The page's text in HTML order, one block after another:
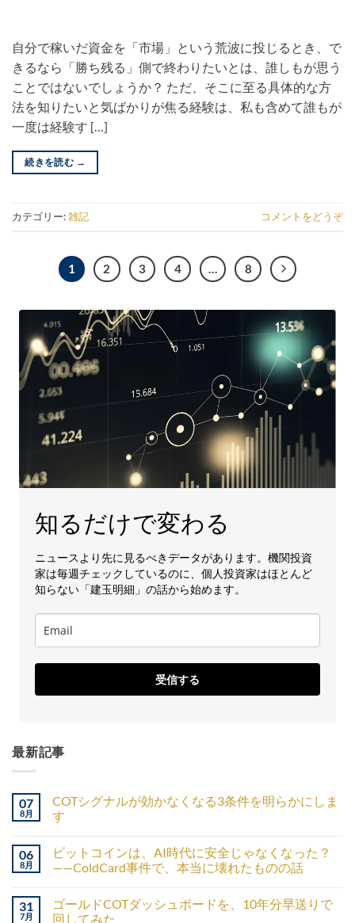
自分で稼いだ資金を「市場」という荒波に投じるとき、で
きるなら「勝ち残る」側で終わりたいとは、誰しもが思う
ことではないでしょうか？ ただ、そこに至る具体的な方
法を知りたいと気ばかりが焦る経験は、私も含めて誰もが
一度は経験す […]
続きを読む →
カテゴリー:雑記 コメントをどうぞ
1 2 3 4 8
知るだけで変わる
ニュースより先に見るべきデータがあります。機関投資
家は毎週チェックしているのに、個人投資家はほとんど
知らない「建玉明細」の話から始めます。
受信する
最新記事
07
8月
COTシグナルが効かなくなる3条件を明らかにしま
す
06
8月
ビットコインは、AI時代に安全じゃなくなった？
——ColdCard事件で、本当に壊れたものの話
31
7月
ゴールドCOTダッシュボードを、10年分早送りで
回してみた